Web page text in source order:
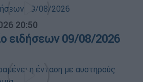
20:50
ειδήσεων 09/08/2026